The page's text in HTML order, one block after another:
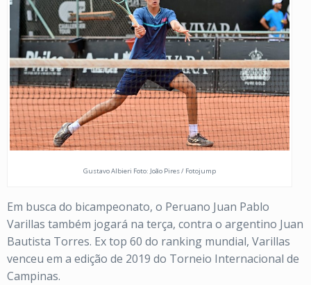
Gustavo Albieri Foto: João Pires / Fotojump
Em busca do bicampeonato, o Peruano Juan Pablo
Varillas também jogará na terça, contra o argentino Juan
Bautista Torres. Ex top 60 do ranking mundial, Varillas
venceu em a edição de 2019 do Torneio Internacional de
Campinas.